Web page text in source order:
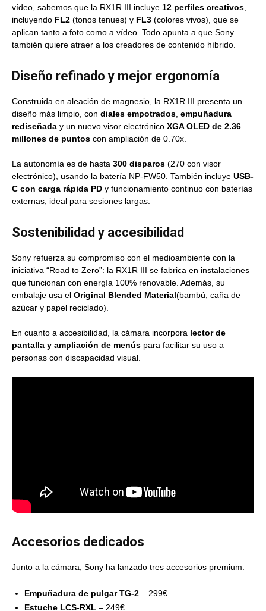
vídeo, sabemos que la RX1R III incluye 12 perfiles creativos
incluyendo FL2 (tonos tenues) y FL3 (colores vivos), que se
aplican tanto a foto como a vídeo. Todo apunta a que Sony
también quiere atraer a los creadores de contenido híbrido.
Diseño refinado y mejor ergonomía
Construida en aleación de magnesio, la RX1R III presenta un
diseño más limpio, con diales empotrados empuñadura
rediseñada y un nuevo visor electrónico XGA OLED de 2.36
millones de puntos con ampliación de 0.70x.
La autonomía es de hasta 300 disparos (270 con visor
electrónico), usando la batería NP-FW50. También incluye USB-
C con carga rápida PD y funcionamiento continuo con baterías
externas, ideal para sesiones largas.
Sostenibilidad y accesibilidad
Sony refuerza su compromiso con el medioambiente con la
iniciativa “Road to Zero”: la RX1R III se fabrica en instalaciones
que funcionan con energía 100% renovable. Además, su
embalaje usa el Original Blended Material(bambú, caña de
azúcar y papel reciclado).
En cuanto a accesibilidad, la cámara incorpora lector de
pantalla y ampliación de menús para facilitar su uso a
personas con discapacidad visual.
Accesorios dedicados
Junto a la cámara, Sony ha lanzado tres accesorios premium:
Empuñadura de pulgar TG-2 – 299€
Estuche LCS-RXL – 249€